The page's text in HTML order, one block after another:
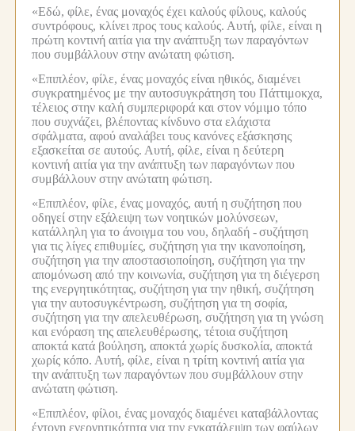
«Εδώ, φίλε, ένας μοναχός έχει καλούς φίλους, καλούς
συντρόφους, κλίνει προς τους καλούς. Αυτή, φίλε, είναι η
πρώτη κοντινή αιτία για την ανάπτυξη των παραγόντων
που συμβάλλουν στην ανώτατη φώτιση.
«Επιπλέον, φίλε, ένας μοναχός είναι ηθικός, διαμένει
συγκρατημένος με την αυτοσυγκράτηση του Πάττιμοκχα,
τέλειος στην καλή συμπεριφορά και στον νόμιμο τόπο
που συχνάζει, βλέποντας κίνδυνο στα ελάχιστα
σφάλματα, αφού αναλάβει τους κανόνες εξάσκησης
εξασκείται σε αυτούς. Αυτή, φίλε, είναι η δεύτερη
κοντινή αιτία για την ανάπτυξη των παραγόντων που
συμβάλλουν στην ανώτατη φώτιση.
«Επιπλέον, φίλε, ένας μοναχός, αυτή η συζήτηση που
οδηγεί στην εξάλειψη των νοητικών μολύνσεων,
κατάλληλη για το άνοιγμα του νου, δηλαδή -συζήτηση
για τις λίγες επιθυμίες, συζήτηση για την ικανοποίηση,
συζήτηση για την αποστασιοποίηση, συζήτηση για την
απομόνωση από την κοινωνία, συζήτηση για τη διέγερση
της ενεργητικότητας, συζήτηση για την ηθική, συζήτηση
για την αυτοσυγκέντρωση, συζήτηση για τη σοφία,
συζήτηση για την απελευθέρωση, συζήτηση για τη γνώση
και ενόραση της απελευθέρωσης, τέτοια συζήτηση
αποκτά κατά βούληση, αποκτά χωρίς δυσκολία, αποκτά
χωρίς κόπο. Αυτή, φίλε, είναι η τρίτη κοντινή αιτία για
την ανάπτυξη των παραγόντων που συμβάλλουν στην
ανώτατη φώτιση.
«Επιπλέον, φίλοι, ένας μοναχός διαμένει καταβάλλοντας
έντονη ενεργητικότητα για την εγκατάλειψη των φαύλων